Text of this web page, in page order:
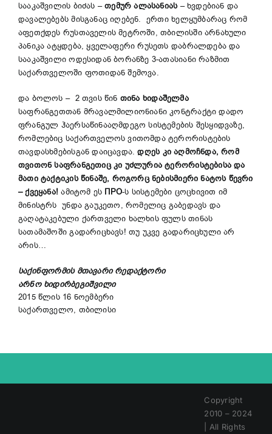
სააკაშვილის ბიძას –თემურ ალასანიას– ხვდებიან და
დავალებებს მისგანაც იღებენ. ერთი ხელყუმბარაც რომ
აფეთქდეს რუსთაველის მეტროში, თბილისში არნახული
პანიკა ატყდება, ყველაფერი რუსეთს დაბრალდება და
სააკაშვილი ოდესიდან ბორანზე 3-ათასიანი რაზმით
საქართველოში ფოთიდან შემოვა.
და ბოლოს – 2 თვის წინ თინა ხიდაშელმა
საფრანგეთთან მრავალმილიონიანი კონტრაქტი დადო
ფრანგულ ჰაერსაწინააღმდეგო სისტემების შესყიდვაზე,
რომლებიც საქართველოს ვითომდა ტერორისტების
თავდასხმებისგან დაიცავდა.დღეს კი აღმოჩნდა, რომ
თვითონ საფრანგეთიც კი უძლურია ტერორისტებისა და
მათი ტაქტიკის წინაშე, როგორც ნებისმიერი ნატოს წევრი
– ქვეყანა! ამიტომ ეს ПРО-ს სისტემები ცოცხივით იმ
მინისტრს უნდა გაუკეთო, რომელიც გაბედავს და
გაღატაკებული ქართველი ხალხის ფულს თინას
სათამაშოში გადარიცხავს! თუ უკვე გადარიცხული არ
არის…
საქინფორმის მთავარი რედაქტორი
არნო ხიდირბეგიშვილი
2015 წლის 16 ნოემბერი
საქართველო, თბილისი
Copyright
2010 – 2024
| All Rights